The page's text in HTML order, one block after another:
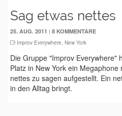
Sag etwas nettes
25. AUG. 2011 | 8 KOMMENTARE
Improv Everywhere, New York
Die Gruppe "Improv Everywhere"
Platz in New York ein
nettes zu sagen aufgestellt. Ein
in den Alltag bringt.